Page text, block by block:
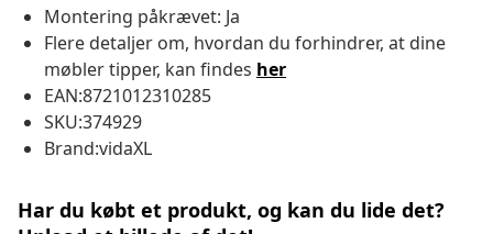
Montering påkrævet: Ja
Flere detaljer om, hvordan du forhindrer, at dine
møbler tipper, kan findes her
EAN:8721012310285
SKU:374929
Brand:vidaXL
Har du købt et produkt, og kan du lide det?